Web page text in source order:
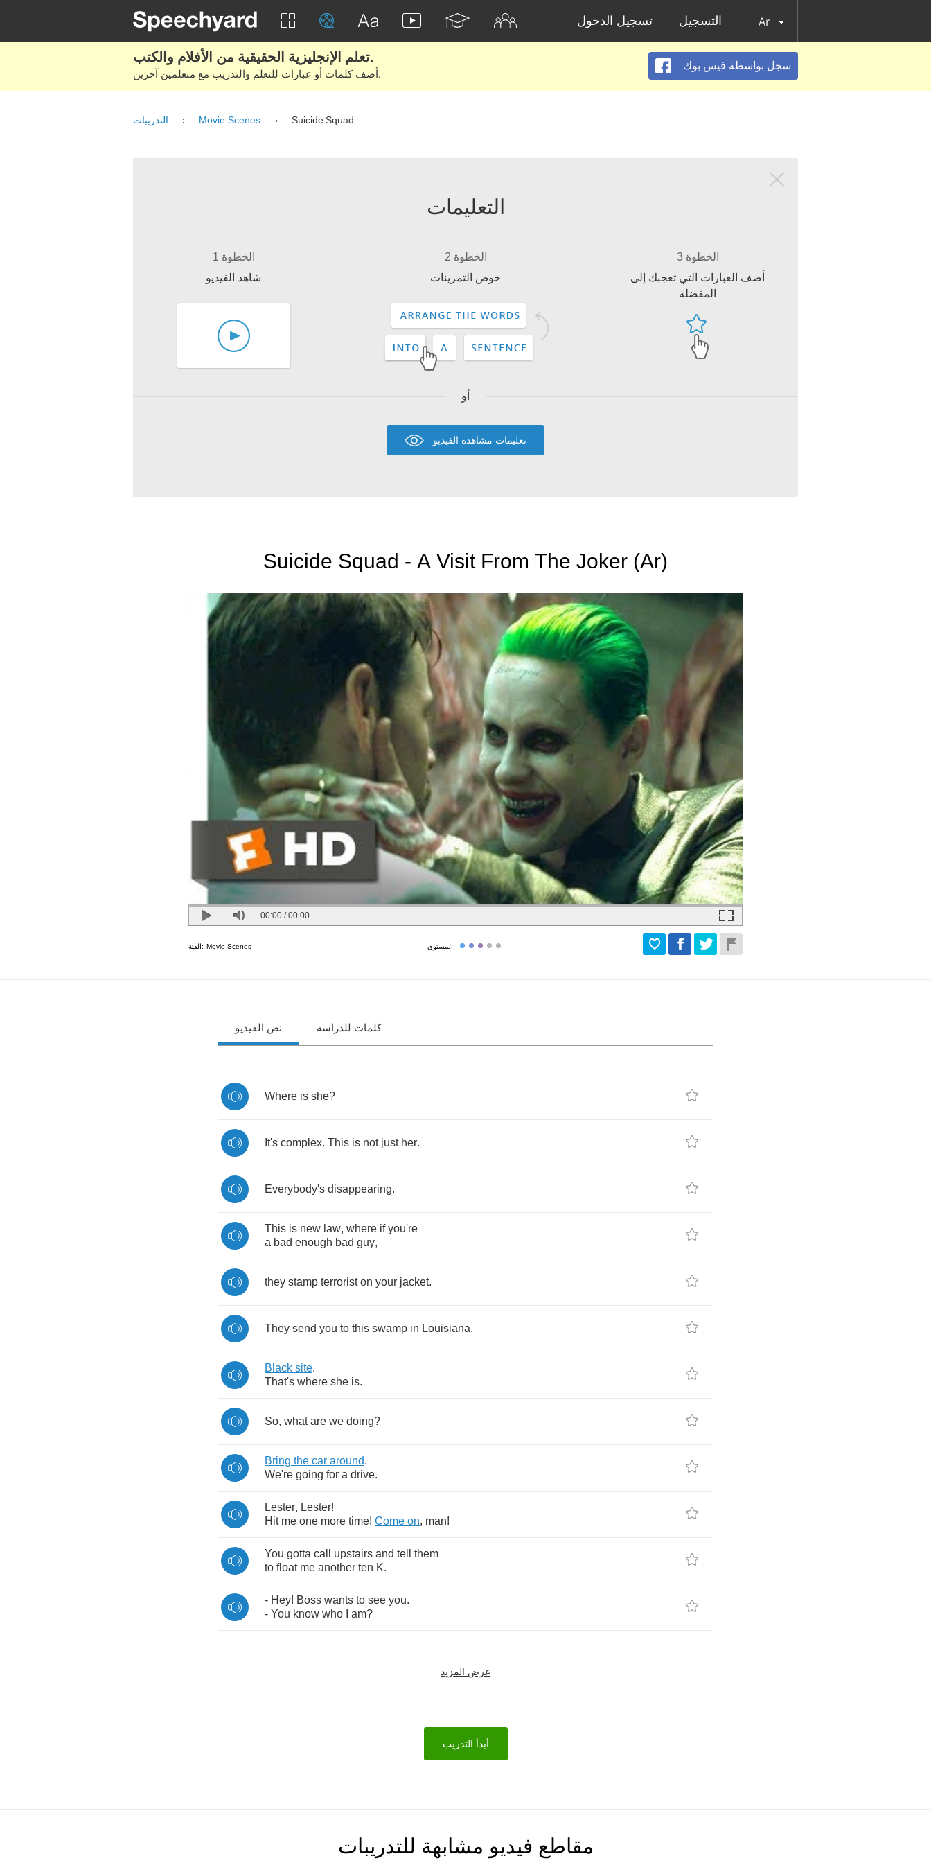
تسجيل الدخول التسجيل Ar
تعلم الإنجليزية الحقيقية من الأفلام والكتب.
أضف كلمات أو عبارات للتعلم والتدريب مع متعلمين آخرين.
سجل بواسطة فيس بوك
التدريبات Movie Scenes Suicide Squad
التعليمات
الخطوة 1
شاهد الفيديو
الخطوة 2
خوض التمرينات
الخطوة 3
أضف العبارات التي تعجبك إلى
المفضلة
أو
تعليمات مشاهدة الفيديو
Suicide Squad - A Visit From The Joker (Ar)
00:00 /00:00
الفئة: Movie Scenes المستوى:
نص الفيديو كلمات للدراسة
Where is she?
It's complex. This is not just her.
Everybody's disappearing.
This is new law, where if you're
a bad enough bad guy,
they stamp terrorist on your jacket.
They send you to this swamp in Louisiana.
Black site.
That's where she is.
So, what are we doing?
Bring the car around.
We're going for a drive.
Lester, Lester!
Hit me one more time! Come on, man!
You gotta call upstairs and tell
them
to float me another ten K.
- Hey! Boss wants to see you.
- You know who am?
عرض المزيد
أبدأ التدريب
مقاطع فيديو مشابهة للتدريبات